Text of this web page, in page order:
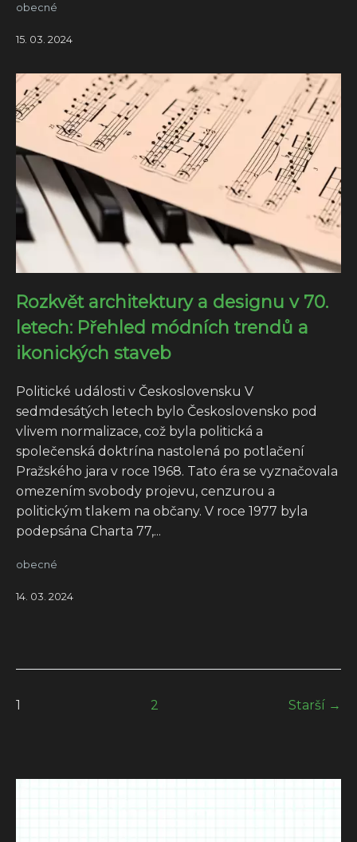
obecné
15. 03. 2024
Rozkvět architektury a designu v 70.
letech: Přehled módních trendů a
ikonických staveb
Politické události v Československu V
sedmdesátých letech bylo Československo pod
vlivem normalizace, což byla politická a
společenská doktrína nastolená po potlačení
Pražského jara v roce 1968. Tato éra se vyznačovala
omezením svobody projevu, cenzurou a
politickým tlakem na občany. V roce 1977 byla
podepsána Charta 77,...
obecné
14. 03. 2024
1 2 Starší →